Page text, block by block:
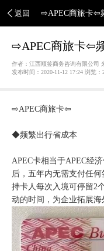
返回 ⇨APEC商旅卡⇦
⇨APEC商旅卡⇦
作者：江西顺签商务咨询有限公司
发布时间：2020-11-12 17:24 浏览：
⇨APEC商旅卡⇦
◆频繁出行省成本
APEC卡相当于APEC经
后，五年内无需支付任
持卡人每次入境可停留2
动的时间，为企业拓展海